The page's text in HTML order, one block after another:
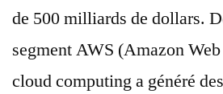
de 500 milliards de dollars.
segment AWS (Amazon
cloud computing a généré